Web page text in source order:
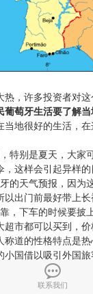
联系我们
热，许多投资者对
葡萄牙生活要了解
当地很好的生活，
特别是夏天，大家
这样会引起异样的
的天气预报，因为
出门前最好带上长
，下车的时候要披
市都可以买到，价
称道的性格特点是
国借以吸引外国旅
萄牙买房移民后在
葡萄牙，在买房时